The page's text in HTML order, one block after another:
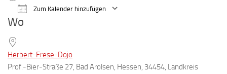
Zum Kalender hinzufügen
Wo
Herbert-Frese-Dojo
Prof.-Bier-Straße 27, Bad Arolsen, Hessen, 34454, Landkreis